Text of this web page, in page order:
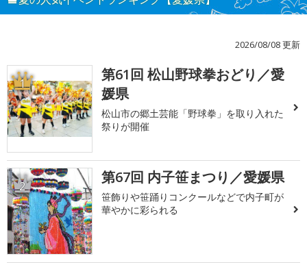
2026/08/08 更新
1
第61回 松山野球拳おどり／愛
媛県
松山市の郷土芸能「野球拳」を取り入れた
祭りが開催
2 第67回 内子笹まつり／愛媛県
笹飾りや笹踊りコンクールなどで内子町が
華やかに彩られる